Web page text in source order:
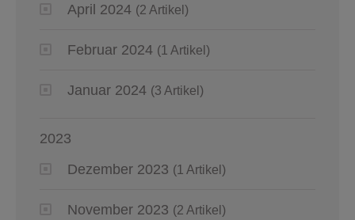
April 2024 (2 Artikel)
Februar 2024 (1 Artikel)
Januar 2024 (3 Artikel)
2023
Dezember 2023 (1 Artikel)
November 2023 (2 Artikel)